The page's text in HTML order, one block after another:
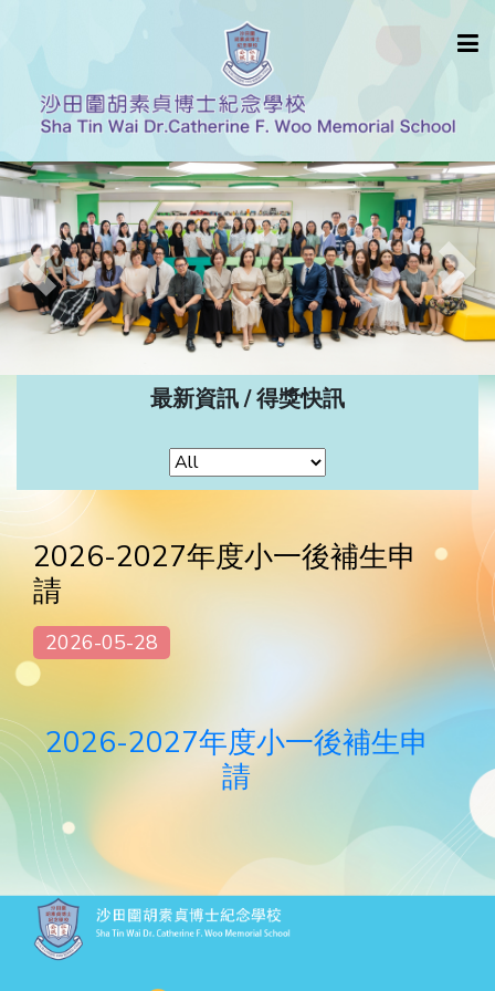
Previous Next
最新資訊 / 得獎快訊
2026-2027年度小一後補生申
請
2026-05-28
2026-2027年度小一後補生申
請